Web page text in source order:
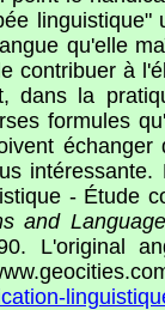
qu'elle
contribuer à
dans la
formules
- Étude
and
L'original